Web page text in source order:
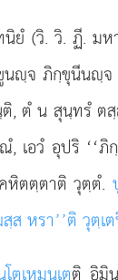
นิยํ (วิ. วิ. ฏี. ม
นฺจ ภิกฺขุนีนฺจ
ติ, ตํ น สุนฺทรํ ต
เอวํ อุปริ ‘‘
หิตตฺตาติ วุตฺตํ.
สฺส หรา’’ติ วุตฺ
ตเหมนฺเตติ อิมิ